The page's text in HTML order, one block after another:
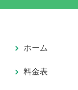
ホーム
料金表